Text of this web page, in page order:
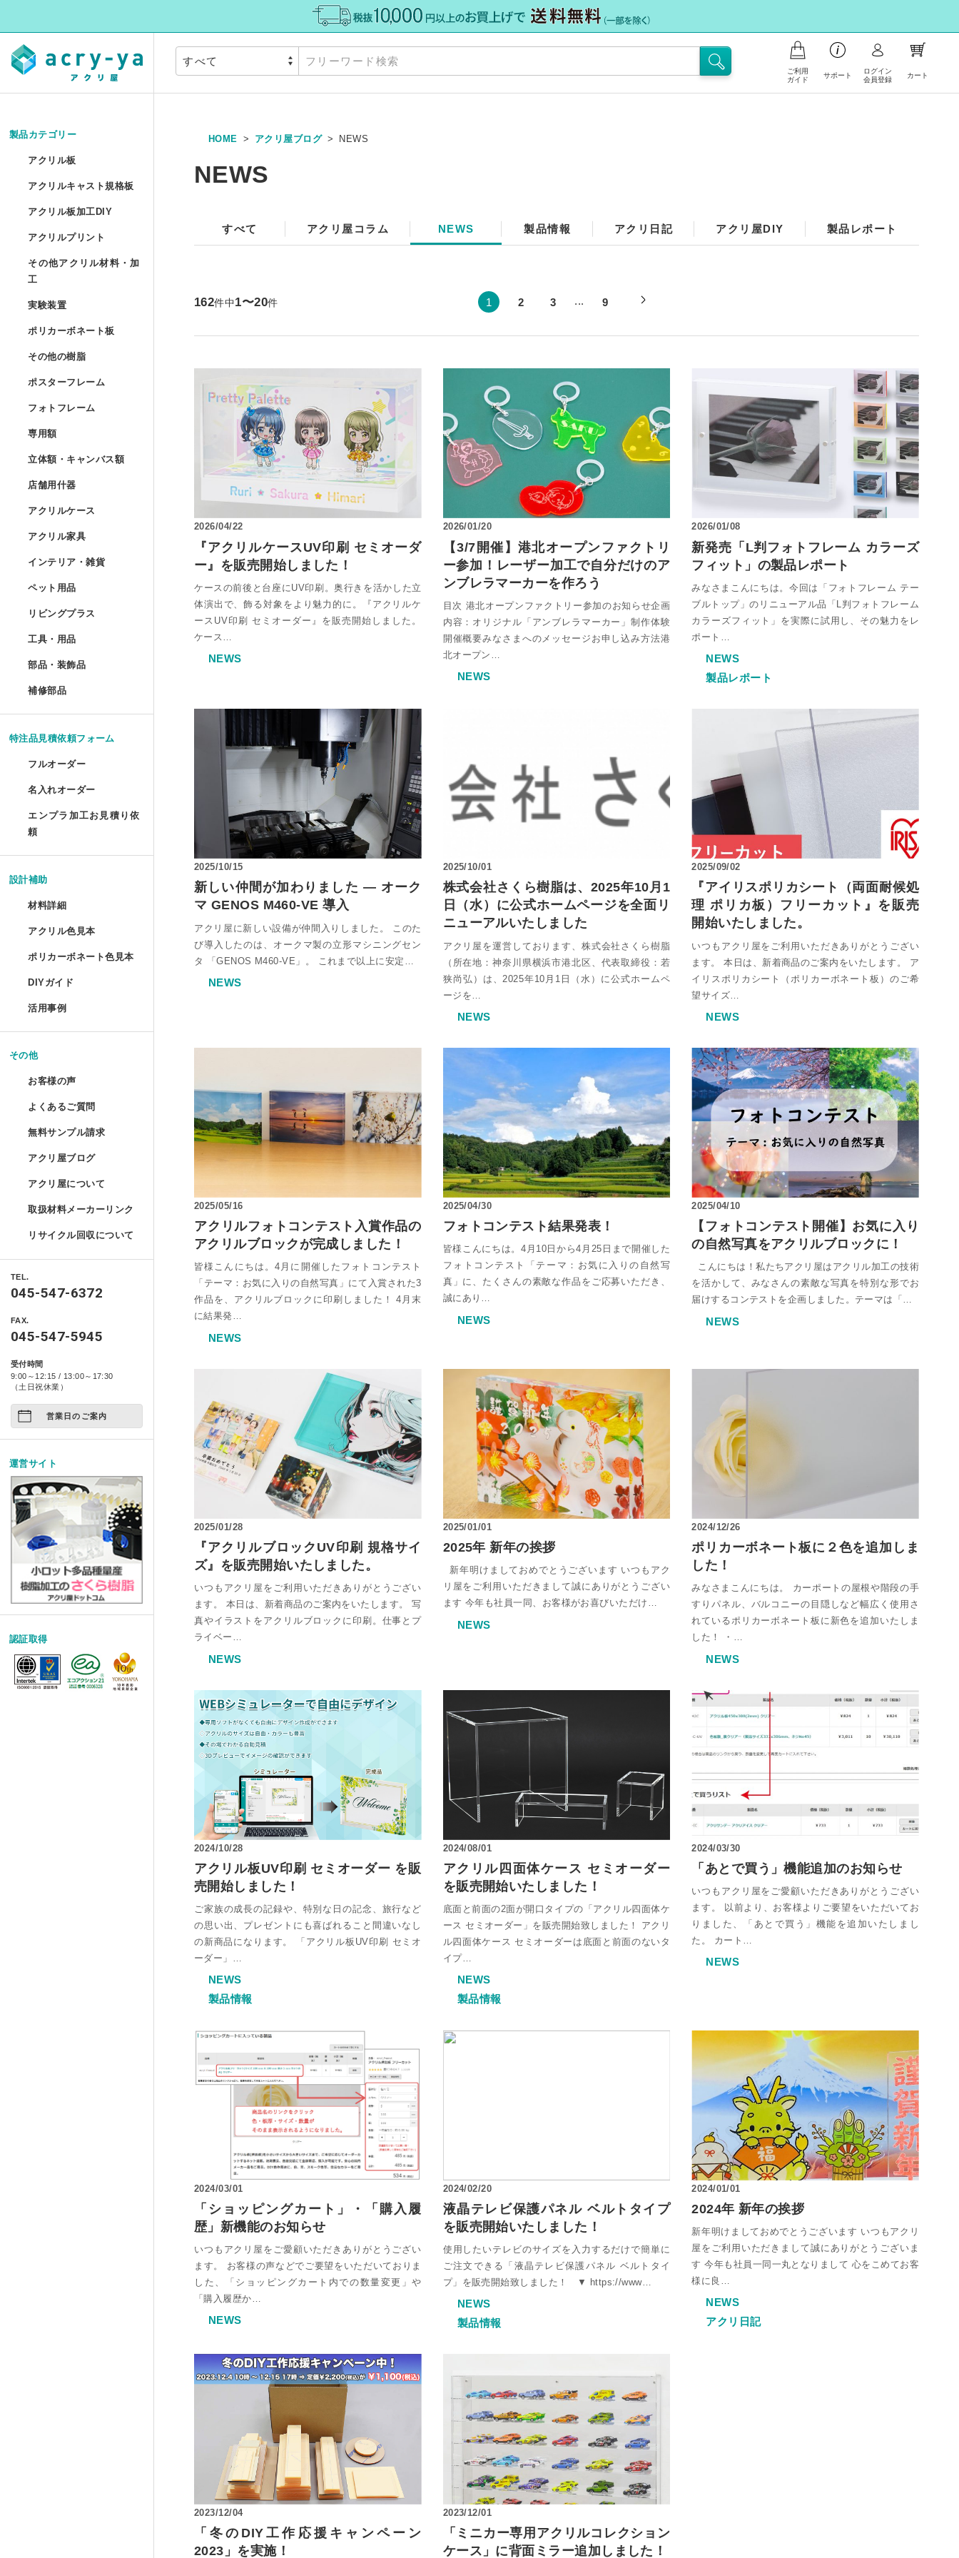
ご利用
ガイド
いて
サポート
注文キャンセル依頼
ログイン
会員登録
カート
製品カテゴリー
アクリル板
アクリル押出板 フリーカット
アクリル低反射板（ノングレア） 規格サイズ
アクリル精密薄板
アクリル集光板
アクリルミラー板
アクリルハーフミラー（マジックミラー）板 フリーカット
アクリルハードコート（耐擦傷）板 フリーカット
アクリル制電板（静電気防止） フリーカット
特売 アクリル型模様板
アクリル端材（薄板・厚板）
アクリル端材セット（極厚）
アクリルキャスト規格板 アクリルキャスト規格板
アクリル板加工DIY
アクリル板加工 セミオーダー
階段手すりアクリルパネル セミオーダー
アクリル板レーザー加工（カット・彫刻）サービス
アクリルプリント アクリルプリント »
その他アクリル材料・加
工
アクリルパイプ/丸棒加工 セミオーダー
UVプリント用 アクリルブロックセット（透明）
アクリルブロック クリアー 正方形厚板
アクリルドーム（半球） 射出成形品
アクリルドーム（半球） フリーブロー成型品
アクリルドーム（半球） セミオーダー
アクリル球 クリアー
アクリル大型円柱
実験装置 実験装置»
ポリカーボネート板
ポリカーボネート板 フリーカット
アイリスポリカシート（両面耐候処理 ポリカ板）フリーカット
ポリカーボネート板 規格サイズ
アイリスポリカシート（両面耐候処理 ポリカ板）規格サイズ
ポリカーボネート板加工 セミオーダー
ポリカーボネート円板 セミオーダー
階段手すりポリカーボネートパネル セミオーダー
カーポート屋根修理材 フリーカット
ツインカーボ・ポリカツイン（中空ポリカ板） フリーカット
ポリカーボネート型模様板 規格サイズ
ポリカーボネート型模様板 フリーカット
ポリカーボネート板端材（格安小片板）セット
その他の樹脂
ポリスチレン型板 フリーカット
塩ビパンチング（穴開き）板 フリーカット
ワーロンパワーマット セミオーダー
PET板加工 セミオーダー
PET板 Lの字曲げ加工 セミオーダー
PET板 コの字曲げ加工 セミオーダー
ポスターフレーム
ポスターフレーム スタンダード
ポスターフレーム スタンダード セミオーダー
ポスターフレーム フロートタイプ
ポスターフレーム フロートタイプ セミオーダー
ポスターフレーム フロート・ピクチャーレール用
ポスターフレーム フロート・ピクチャーレール用 セミオーダー
ポスターフレーム 屋外用・簡易防水
ポスターフレーム 屋外用・簡易防水 セミオーダー
ポスターフレーム スタンダード スタンド専用
大型ポスターフレームスタンドタイプ
透明イーゼル
フォトフレーム フォトフレーム »
フォトフレーム スタンダード スタンド専用
フォトフレーム スタンダード 壁掛け専用
フォトフレーム スタンダード スタンド壁掛け共用
フォトフレーム スタンダード セミオーダー
フォトフレーム フロートタイプ
フォトフレーム フロートタイプ セミオーダー
フォトフレーム テーパードタイプ セミオーダー
マグネットフォトフレーム
フォトフレーム プロスタイル マグネットタイプ
フォトフレーム テーブルトップ
L判フォトフレーム カラーズフィット
フォトフレーム ソリッドタイプ
フォトフレーム チェキ専用
専用額 専用額»
ユニフォーム額
ユニフォーム額 セミオーダー
色紙額
小色紙額
ミニ色紙額
ジグソーパズル額 セミオーダー
LPレコード額
LPレコード盤フレーム
レコード額シングルサイズ
CDフレーム
賞状額 セミオーダー
手ぬぐい額
コレクションフレーム セミオーダー
立体額・キャンバス額 立体額・キャンバス額 »
アクリル立体額
アクリル立体額 ボックスタイプ セミオーダー
油彩キャンバス立体額
アクリルキャンバスケース フルオーダー
店舗用什器 店舗用什器»
カタログスタンド
カタログケース屋外用 ステン蝶番タイプ
説教台
貴名受（名刺入れ）
アクリルパーテーション
アクリルケース アクリルケース»
アクリル四面体ケース セミオーダー
箱型アクリルケース セミオーダー
けんどん式アクリルケース セミオーダー
円柱アクリルケース セミオーダー
アクリル オープンボックス セミオーダー
ガルウイングケース セミオーダー
鉄道模型Nゲージ用アクリルケース セミオーダー
アクリルひな壇ディスプレイ台 セミオーダー
けんどん式アクリルケース ひな壇付き セミオーダー
サッカーボールケース
箱型アクリルケース
ミニカー専用アクリルコレクションケース
箱型アクリルケース 積み重ねタイプ
アクリル家具 アクリル家具
アクリル壁面棚
アクリル壁面棚 セミオーダー
アクリルラック セミオーダー
ディスプレイラック セミオーダー
ワゴン セミオーダー
アレンジシェルフ
アクリルテーブル
コレクションテーブル
テーブルマット セミオーダー
インテリア・雑貨 インテリア・雑貨»
レコードプレーヤーカバー セミオーダー
キーボードラック
フォトフレームクロック
ビスマスキューブ（アクリルキューブ）
アクリル封入 フルオーダー
ペット用品 ペット用品»
犬トイレ
犬トイレ セミオーダー
犬トイレ コーナータイプ セミオーダー
バードケージケース
バードケージケース セミオーダー
バードケージケース 扉付き
バードケージケース 扉付き セミオーダー
水槽ふた用ポリカーボネート板加工 セミオーダー
爬虫類ケージ（水槽）
リビングプラス リビングプラス »
アクリル ラウンド ボウル
カトリ・スタンド
アクリル ペントレイ
カップ 'フロート'
ドロップレット
プライベート アクアリウム
ミズ・アカリ
フラグメント
ベース ライトシリーズ
工具・用品 工具・用品
部品・装飾品 部品・装飾品
補修部品
特注品見積依頼フォーム
フルオーダー
フォームでのお見積もり依頼
FAXでのお見積もり依頼
名入れオーダー
レーザー彫刻
書体彫刻
かんたん書体彫刻
シルク印刷
エンプラ加工お見積り依
頼
フォームでのお見積もり依頼
設計補助
材料詳細
アクリルの特性と種類
ポリカーボネートの特性と種類
物性と耐薬品性
許容寸法公差と重量
アクリル色見本
ポリカーボネート色見本
DIYガイド
端面仕上げ
磨き／面取り
曲げる
接着／シール
メンテナンス
アクリ屋コラム
活用事例
家具雑貨
リフォーム/屋内外装飾
照明
Acky/M-acky
自動車用品
ペット関係
イベント
試作/商品/景品
その他
フルオーダー
その他
お客様の声
ご購入時
ご購入後
よくあるご質問
フルオーダー（特注）
アクリル板
アクリルパイプ・棒・球・半球
ポリカーボネート板
アクリル工具・用品
ポスターフレーム・フォトフレーム
箱型ケース・コレクションケース
お支払い方法について
配送・送料について
法人様お取引について
メールやホームページのエラー
無料サンプル請求
アクリル板無料サンプルご請求フォーム
キャストカラー板サンプル請求
アクリ屋ブログ
アクリ屋コラム
NEWS
製品情報
アクリ日記
アクリ屋DIY
アクリ屋について
営業日のご案内
特定商取引に基づく表記
プライバシーポリシー
取扱材料メーカーリンク
リサイクル回収について
TEL.
045-547-6372
FAX.
045-547-5945
受付時間
9:00～12:15 / 13:00～17:30
（土日祝休業）
営業日のご案内
運営サイト
認証取得
HOME アクリ屋ブログ NEWS
NEWS
すべて アクリ屋コラム NEWS 製品情報 アクリ日記 アクリ屋DIY 製品レポート
162件中 1〜20件 1 2 3 ... 9
2026/04/22
『アクリルケースUV印刷 セミオーダ
ー』を販売開始しました！
ケースの前後と台座にUV印刷。奥行きを活かした立
体演出で、飾る対象をより魅力的に。『アクリルケ
ースUV印刷 セミオーダー』を販売開始しました。
ケース…
NEWS
2026/01/20
【3/7開催】港北オープンファクトリ
ー参加！レーザー加工で自分だけのア
ンブレラマーカーを作ろう
目次 港北オープンファクトリー参加のお知らせ企画
内容：オリジナル「アンブレラマーカー」制作体験
開催概要みなさまへのメッセージお申し込み方法港
北オープン…
NEWS
2026/01/08
新発売「L判フォトフレーム カラーズ
フィット」の製品レポート
みなさまこんにちは。今回は「フォトフレーム テー
ブルトップ」のリニューアル品「L判フォトフレーム
カラーズフィット」を実際に試用し、その魅力をレ
ポート…
NEWS
製品レポート
2025/10/15
新しい仲間が加わりました ― オーク
マ GENOS M460-VE 導入
アクリ屋に新しい設備が仲間入りしました。 このた
び導入したのは、オークマ製の立形マシニングセン
タ 「GENOS M460-VE」。 これまで以上に安定…
NEWS
2025/10/01
株式会社さくら樹脂は、2025年10月1
日（水）に公式ホームページを全面リ
ニューアルいたしました
アクリ屋を運営しております、株式会社さくら樹脂
（所在地：神奈川県横浜市港北区、代表取締役：若
狭尚弘）は、2025年10月1日（水）に公式ホームペ
ージを…
NEWS
2025/09/02
『アイリスポリカシート（両面耐候処
理 ポリカ板）フリーカット』を販売
開始いたしました。
いつもアクリ屋をご利用いただきありがとうござい
ます。 本日は、新着商品のご案内をいたします。 ア
イリスポリカシート（ポリカーボネート板）のご希
望サイズ…
NEWS
2025/05/16
アクリルフォトコンテスト入賞作品の
アクリルブロックが完成しました！
皆様こんにちは。4月に開催したフォトコンテスト
「テーマ：お気に入りの自然写真」にて入賞された3
作品を、アクリルブロックに印刷しました！ 4月末
に結果発…
NEWS
2025/04/30
フォトコンテスト結果発表！
皆様こんにちは。4月10日から4月25日まで開催した
フォトコンテスト「テーマ：お気に入りの自然写
真」に、たくさんの素敵な作品をご応募いただき、
誠にあり…
NEWS
2025/04/10
【フォトコンテスト開催】お気に入り
の自然写真をアクリルブロックに！
こんにちは！私たちアクリ屋はアクリル加工の技術
を活かして、みなさんの素敵な写真を特別な形でお
届けするコンテストを企画しました。テーマは「…
NEWS
2025/01/28
『アクリルブロックUV印刷 規格サイ
ズ』を販売開始いたしました。
いつもアクリ屋をご利用いただきありがとうござい
ます。 本日は、新着商品のご案内をいたします。 写
真やイラストをアクリルブロックに印刷。仕事とプ
ライベー…
NEWS
2025/01/01
2025年 新年の挨拶
新年明けましておめでとうございます いつもアク
リ屋をご利用いただきまして誠にありがとうござい
ます 今年も社員一同、お客様がお喜びいただけ…
NEWS
2024/12/26
ポリカーボネート板に２色を追加しま
した！
みなさまこんにちは。 カーポートの屋根や階段の手
すりパネル、バルコニーの目隠しなど幅広く使用さ
れているポリカーボネート板に新色を追加いたしま
した！ ・…
NEWS
2024/10/28
アクリル板UV印刷 セミオーダー を販
売開始しました！
ご家族の成長の記録や、特別な日の記念、旅行など
の思い出、プレゼントにも喜ばれること間違いなし
の新商品になります。 「アクリル板UV印刷 セミオ
ーダー」…
NEWS
製品情報
2024/08/01
アクリル四面体ケース セミオーダー
を販売開始いたしました！
底面と前面の2面が開口タイプの「アクリル四面体ケ
ース セミオーダー」を販売開始致しました！ アクリ
ル四面体ケース セミオーダーは底面と前面のないタ
イプ…
NEWS
製品情報
2024/03/30
「あとで買う」機能追加のお知らせ
いつもアクリ屋をご愛顧いただきありがとうござい
ます。 以前より、お客様よりご要望をいただいてお
りました、「あとで買う」機能を追加いたしまし
た。 カート…
NEWS
2024/03/01
「ショッピングカート」・「購入履
歴」新機能のお知らせ
いつもアクリ屋をご愛顧いただきありがとうござい
ます。 お客様の声などでご要望をいただいておりま
した、「ショッピングカート内での数量変更」や
「購入履歴か…
NEWS
2024/02/20
液晶テレビ保護パネル ベルトタイプ
を販売開始いたしました！
使用したいテレビのサイズを入力するだけで簡単に
ご注文できる「液晶テレビ保護パネル ベルトタイ
プ」を販売開始致しました！ ▼ https://www…
NEWS
製品情報
2024/01/01
2024年 新年の挨拶
新年明けましておめでとうございます いつもアクリ
屋をご利用いただきまして誠にありがとうございま
す 今年も社員一同一丸となりまして 心をこめてお客
様に良…
NEWS
アクリ日記
2023/12/04
「冬のDIY工作応援キャンペーン
2023」を実施！
2023/12/01
「ミニカー専用アクリルコレクション
ケース」に背面ミラー追加しました！